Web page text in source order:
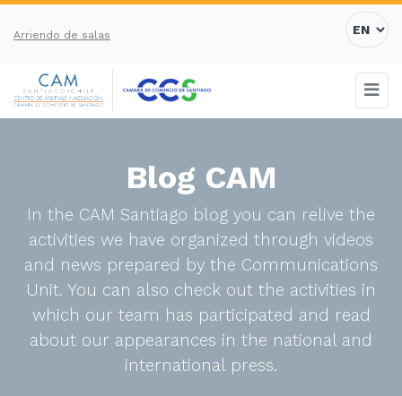
Arriendo de salas
Blog CAM
In the CAM Santiago blog you can relive the
activities we have organized through videos
and news prepared by the Communications
Unit. You can also check out the activities in
which our team has participated and read
about our appearances in the national and
international press.